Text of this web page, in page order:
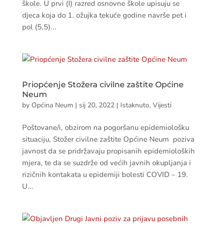
škole. U prvi (I) razred osnovne škole upisuju se
djeca koja do 1. ožujka tekuće godine navrše pet i
pol (5,5)...
Priopćenje Stožera civilne zaštite Općine
Neum
by Općina Neum | sij 20, 2022| Istaknuto, Vijesti
Poštovane/i, obzirom na pogoršanu epidemiološku
situaciju, Stožer civilne zaštite Općine Neum poziva
javnost da se pridržavaju propisanih epidemioloških
mjera, te da se suzdrže od većih javnih okupljanja i
rizičnih kontakata u epidemiji bolesti COVID – 19.
U...